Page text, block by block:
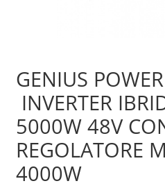
GENIUS
INVERTER
5000W 48V
REGOLATORE
4000W